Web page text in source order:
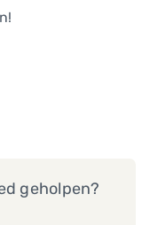
geholpen?